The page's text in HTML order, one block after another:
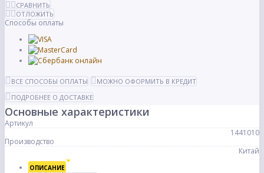
СРАВНИТЬ
ОТЛОЖИТЬ
Способы оплаты
ВСЕ СПОСОБЫ ОПЛАТЫ
МОЖНО ОФОРМИТЬ В КРЕДИТ
ПОДРОБНЕЕ О ДОСТАВКЕ
Основные характеристики
Артикул
1441010
Производство
Китай
ОПИСАНИЕ